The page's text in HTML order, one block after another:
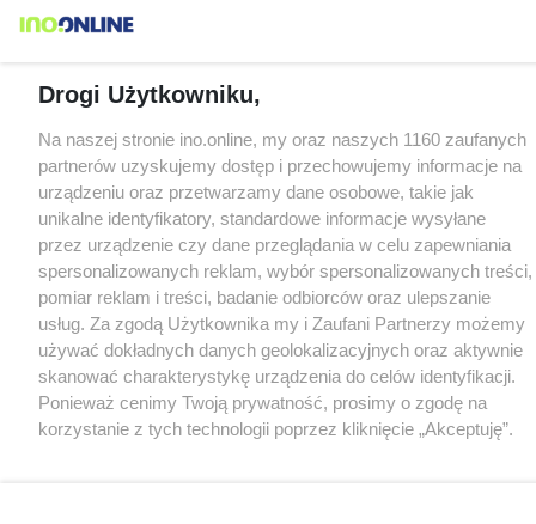
Drogi Użytkowniku,
Na naszej stronie ino.online, my oraz naszych 1160 zaufanych
partnerów uzyskujemy dostęp i przechowujemy informacje na
urządzeniu oraz przetwarzamy dane osobowe, takie jak
unikalne identyfikatory, standardowe informacje wysyłane
przez urządzenie czy dane przeglądania w celu zapewniania
spersonalizowanych reklam, wybór spersonalizowanych treści,
pomiar reklam i treści, badanie odbiorców oraz ulepszanie
usług. Za zgodą Użytkownika my i Zaufani Partnerzy możemy
używać dokładnych danych geolokalizacyjnych oraz aktywnie
skanować charakterystykę urządzenia do celów identyfikacji.
Ponieważ cenimy Twoją prywatność, prosimy o zgodę na
korzystanie z tych technologii poprzez kliknięcie „Akceptuję”.